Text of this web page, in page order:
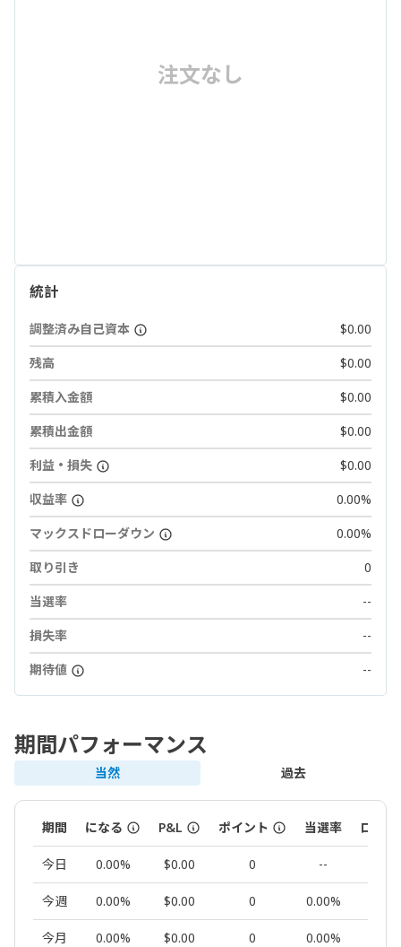
注文なし
統計
調整済み自己資本
$0.00
残高
$0.00
累積入金額
$0.00
累積出金額
$0.00
利益・損失
$0.00
収益率
0.00%
マックスドローダウン
0.00%
取り引き
0
当選率
--
損失率
--
期待値
--
期間パフォーマンス
当然 過去
期間 になる P&L ポイント 当選率 ロット
今日 0.00% $0.00 0 --
今週 0.00% $0.00 0 0.00%
今月 0.00% $0.00 0 0.00%